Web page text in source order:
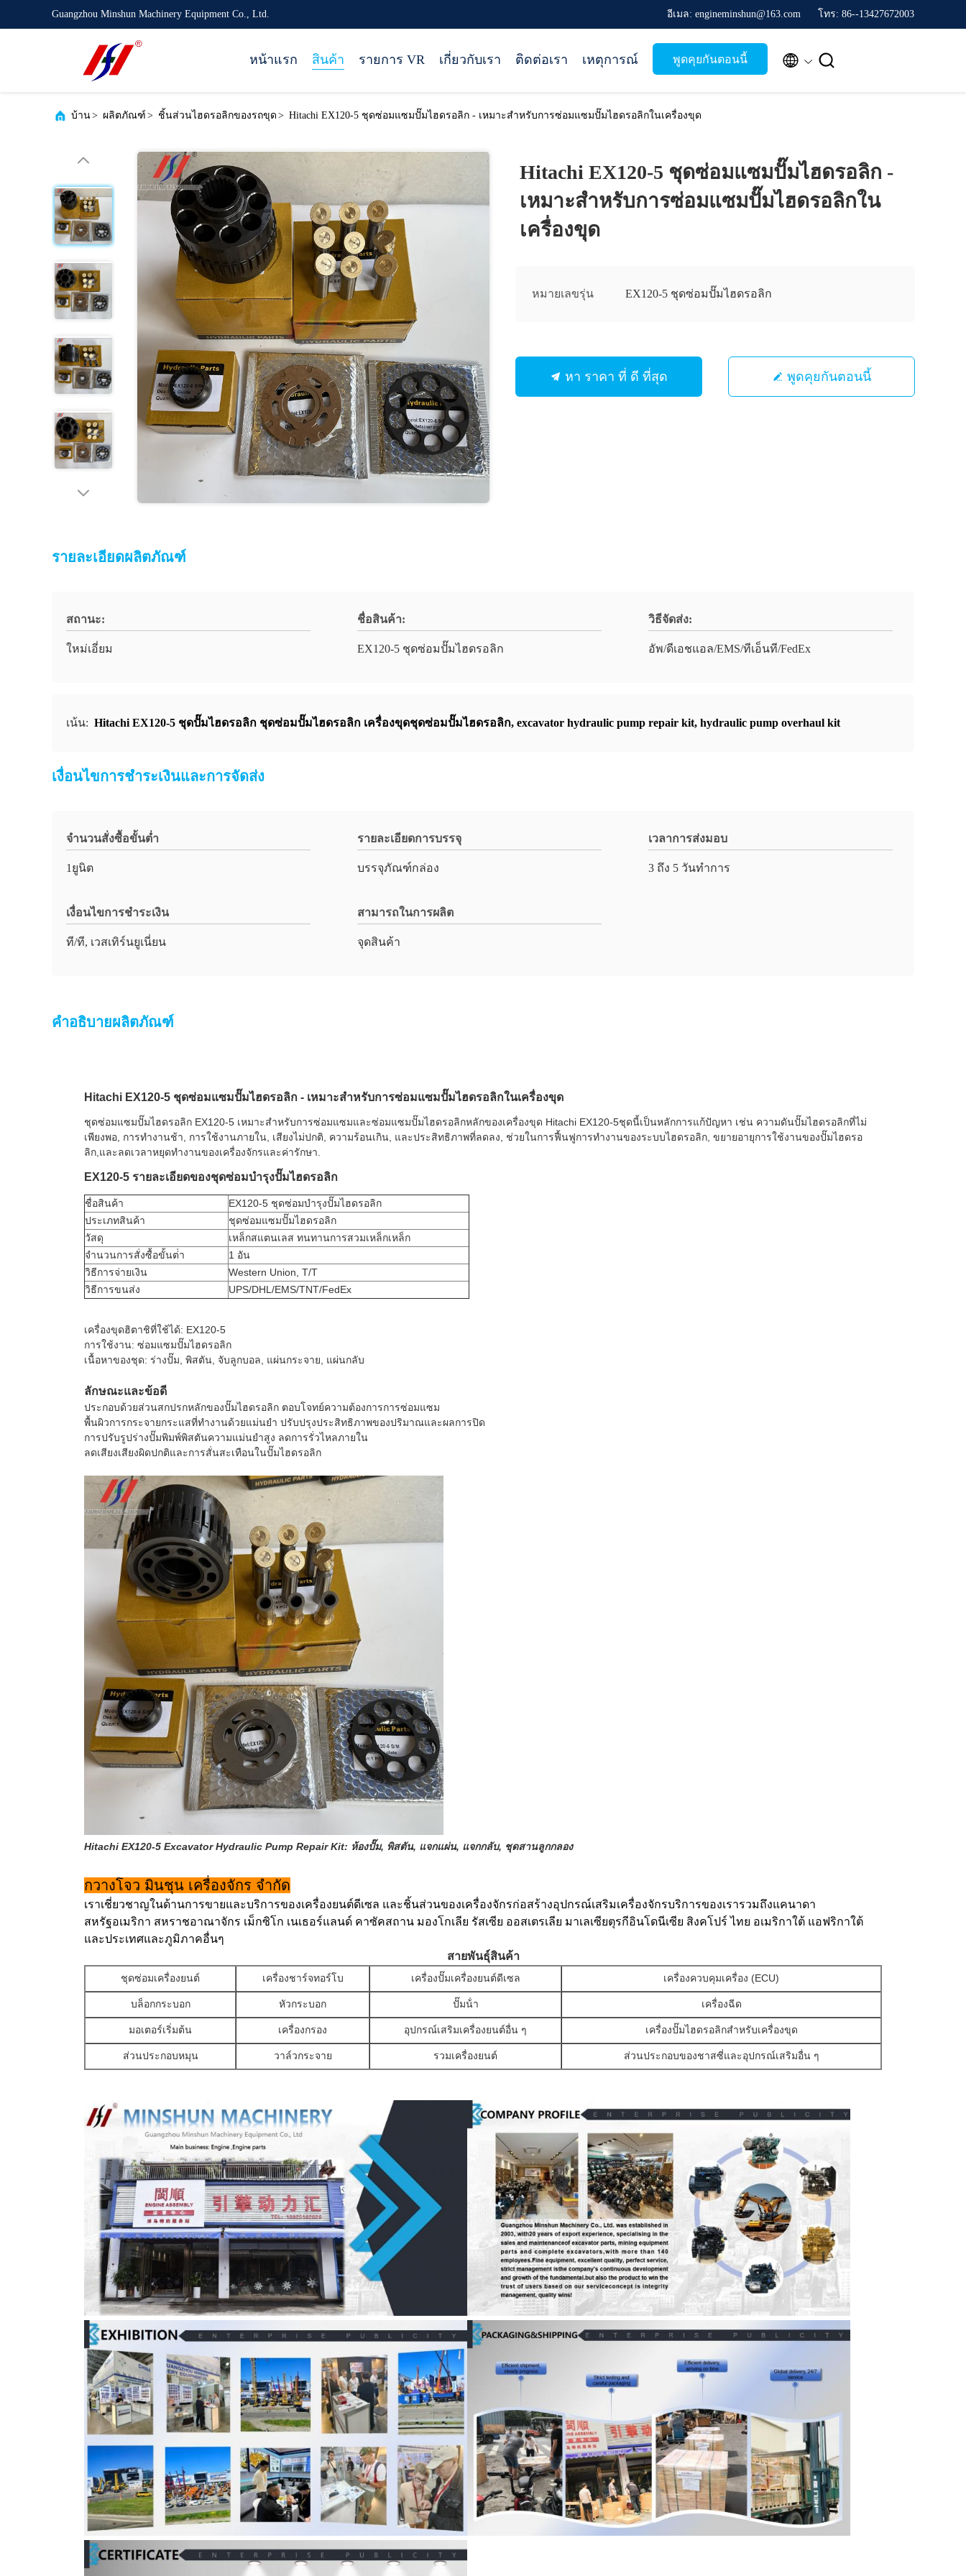
Guangzhou Minshun Machinery Equipment Co., Ltd. อีเมล: engineminshun@163.com โทร: 86--13427672003
หน้าแรก สินค้า รายการ VR เกี่ยวกับเรา ติดต่อเรา เหตุการณ์ พูดคุยกันตอนนี้  
บ้าน> ผลิตภัณฑ์ > ชิ้นส่วนไฮดรอลิกของรถขุด > Hitachi EX120-5 ชุดซ่อมแซมปั๊มไฮดรอลิก - เหมาะสําหรับการซ่อมแซมปั๊มไฮดรอลิกในเครื่องขุด
Hitachi EX120-5 ชุดซ่อมแซมปั๊มไฮดรอลิก -
เหมาะสําหรับการซ่อมแซมปั๊มไฮดรอลิกใน
เครื่องขุด
หมายเลขรุ่น EX120-5 ชุดซ่อมปั๊มไฮดรอลิก
หา ราคา ที่ ดี ที่สุด พูดคุยกันตอนนี้
รายละเอียดผลิตภัณฑ์
สถานะ:
ใหม่เอี่ยม
ชื่อสินค้า:
EX120-5 ชุดซ่อมปั๊มไฮดรอลิก
วิธีจัดส่ง:
อัพ/ดีเอชแอล/EMS/ทีเอ็นที/FedEx
เน้น: Hitachi EX120-5 ชุดปั๊มไฮดรอลิก ชุดซ่อมปั๊มไฮดรอลิก เครื่องขุดชุดซ่อมปั๊มไฮดรอลิก, excavator hydraulic pump repair kit, hydraulic pump overhaul kit
เงื่อนไขการชำระเงินและการจัดส่ง
จำนวนสั่งซื้อขั้นต่ำ
1ยูนิต
รายละเอียดการบรรจุ
บรรจุภัณฑ์กล่อง
เวลาการส่งมอบ
3 ถึง 5 วันทำการ
เงื่อนไขการชำระเงิน
ที/ที, เวสเทิร์นยูเนี่ยน
สามารถในการผลิต
จุดสินค้า
คำอธิบายผลิตภัณฑ์
Hitachi EX120-5 ชุดซ่อมแซมปั๊มไฮดรอลิก - เหมาะสําหรับการซ่อมแซมปั๊มไฮดรอลิกในเครื่องขุด
ชุดซ่อมแซมปั๊มไฮดรอลิก EX120-5 เหมาะสําหรับการซ่อมแซมและซ่อมแซมปั๊มไฮดรอลิกหลักของเครื่องขุด Hitachi EX120-5ชุดนี้เป็นหลักการแก้ปัญหา เช่น ความดันปั๊มไฮดรอลิกที่ไม่
เพียงพอ, การทํางานช้า, การใช้งานภายใน, เสียงไม่ปกติ, ความร้อนเกิน, และประสิทธิภาพที่ลดลง, ช่วยในการฟื้นฟูการทํางานของระบบไฮดรอลิก, ขยายอายุการใช้งานของปั๊มไฮดรอ
ลิก,และลดเวลาหยุดทํางานของเครื่องจักรและค่ารักษา.
EX120-5 รายละเอียดของชุดซ่อมบํารุงปั๊มไฮดรอลิก
ชื่อสินค้า
EX120-5 ชุดซ่อมบํารุงปั๊มไฮดรอลิก
ประเภทสินค้า
ชุดซ่อมแซมปั๊มไฮดรอลิก
วัสดุ
เหล็กสแตนเลส ทนทานการสวมเหล็กเหล็ก
จํานวนการสั่งซื้อขั้นต่ํา
1 อัน
วิธีการจ่ายเงิน
Western Union, T/T
วิธีการขนส่ง
UPS/DHL/EMS/TNT/FedEx
เครื่องขุดฮิตาชิที่ใช้ได้: EX120-5
การใช้งาน: ซ่อมแซมปั๊มไฮดรอลิก
เนื้อหาของชุด: ร่างปั๊ม, พิสตัน, จับลูกบอล, แผ่นกระจาย, แผ่นกลับ
ลักษณะและข้อดี
ประกอบด้วยส่วนสกปรกหลักของปั๊มไฮดรอลิก ตอบโจทย์ความต้องการการซ่อมแซม
พื้นผิวการกระจายกระแสที่ทํางานด้วยแม่นยํา ปรับปรุงประสิทธิภาพของปริมาณและผลการปิด
การปรับรูปร่างปั๊มพิมพ์พิสตันความแม่นยําสูง ลดการรั่วไหลภายใน
ลดเสียงเสียงผิดปกติและการสั่นสะเทือนในปั๊มไฮดรอลิก
Hitachi EX120-5 Excavator Hydraulic Pump Repair Kit: ห้องปั๊ม, พิสตัน, แจกแผ่น, แจกกลับ, ชุดสานลูกกลอง
กวางโจว มินชุน เครื่องจักร จํากัด
เราเชี่ยวชาญในด้านการขายและบริการของเครื่องยนต์ดีเซล และชิ้นส่วนของเครื่องจักรก่อสร้างอุปกรณ์เสริมเครื่องจักรบริการของเรารวมถึงแคนาดา
สหรัฐอเมริกา สหราชอาณาจักร เม็กซิโก เนเธอร์แลนด์ คาซัคสถาน มองโกเลีย รัสเซีย ออสเตรเลีย มาเลเซียตุรกีอินโดนีเซีย สิงคโปร์ ไทย อเมริกาใต้ แอฟริกาใต้
และประเทศและภูมิภาคอื่นๆ
สายพันธุ์สินค้า
ชุดซ่อมเครื่องยนต์ เครื่องชาร์จทอร์โบ เครื่องปั๊มเครื่องยนต์ดีเซล เครื่องควบคุมเครื่อง (ECU)
บล็อกกระบอก หัวกระบอก ปั๊มน้ํา เครื่องฉีด
มอเตอร์เริ่มต้น เครื่องกรอง อุปกรณ์เสริมเครื่องยนต์อื่น ๆ เครื่องปั๊มไฮดรอลิกสําหรับเครื่องขุด
ส่วนประกอบหมุน วาล์วกระจาย รวมเครื่องยนต์ ส่วนประกอบของชาสซี่และอุปกรณ์เสริมอื่น ๆ